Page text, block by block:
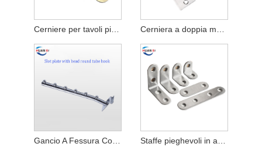
Gancio A Fessura Con Testa Tonda Staffe pieghevoli in acciaio inossidabile